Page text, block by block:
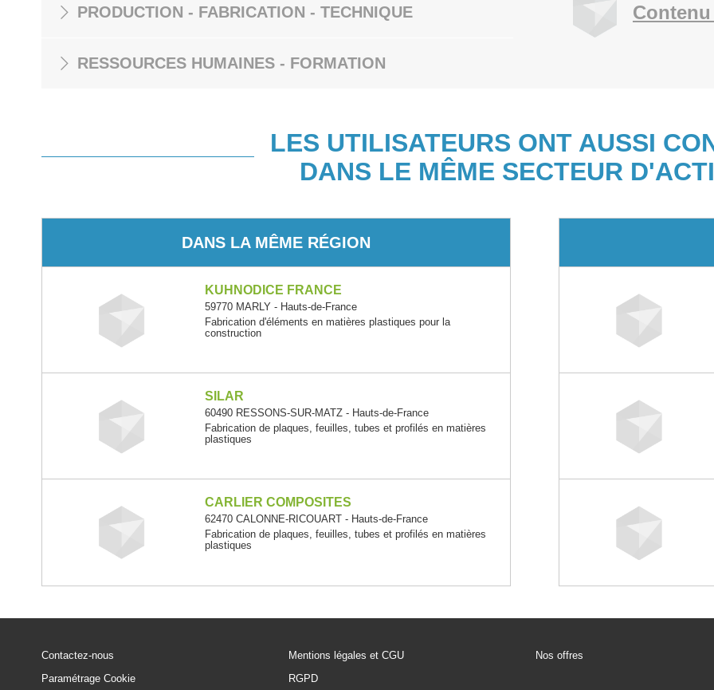
PRODUCTION - FABRICATION - TECHNIQUE
RESSOURCES HUMAINES - FORMATION
LES UTILISATEURS ONT AUSSI
DANS LE MÊME SECTEUR
DANS LA MÊME RÉGION
KUHNODICE FRANCE
59770 MARLY - Hauts-de-France
Fabrication d'éléments en matières plastiques pour la
construction
SILAR
60490 RESSONS-SUR-MATZ - Hauts-de-France
Fabrication de plaques, feuilles, tubes et profilés en matières
plastiques
CARLIER COMPOSITES
62470 CALONNE-RICOUART - Hauts-de-France
Fabrication de plaques, feuilles, tubes et profilés en matières
plastiques
Contactez-nous
Paramétrage Cookie
Mentions légales et CGU
RGPD
Nos offres